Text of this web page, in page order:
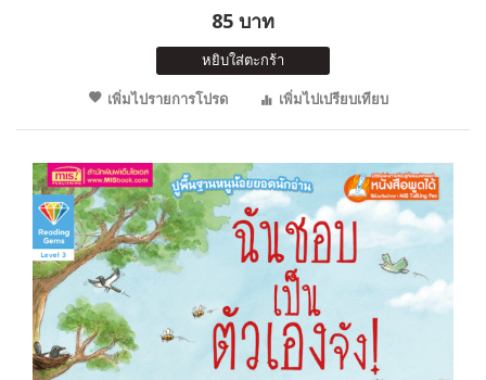
85 บาท
หยิบใส่ตะกร้า
เพิ่มไปรายการโปรด
เพิ่มไปเปรียบเทียบ